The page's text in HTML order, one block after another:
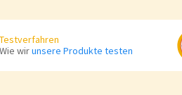
Testverfahren
wirunsere Produkte testen